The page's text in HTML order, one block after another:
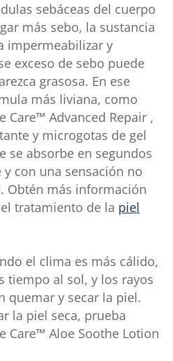
sebáceas del cuerpo
más sebo, la sustancia
impermeabilizar y
exceso de sebo puede
grasosa. En ese
más liviana, como
Care™ Advanced Repair ,
y microgotas de gel
se absorbe en segundos
con una sensación no
Obtén más información
tratamiento de la piel
el clima es más cálido,
tiempo al sol, y los rayos
quemar y secar la piel.
la piel seca, prueba
Care™ Aloe Soothe Lotion